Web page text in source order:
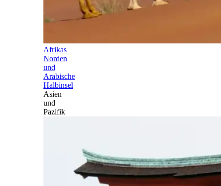
Afrikas
Norden
und
Arabische
Halbinsel
Asien
und
Pazifik